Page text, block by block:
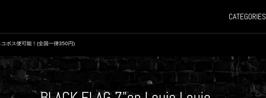
ポス便可能！(全国一律350円)
CATEGORIES